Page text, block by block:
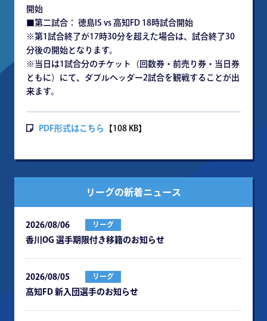
開始
■第二試合： 徳島IS vs 高知FD 18時試合開始
※第1試合終了が17時30分を超えた場合は、試合終了30
分後の開始となります。
※当日は1試合分のチケット（回数券・前売り券・当日券
ともに）にて、ダブルヘッダー2試合を観戦することが出
来ます。
PDF形式はこちら 【108 KB】
リーグの新着ニュース
2026/08/06 リーグ
⾹川OG 選⼿期限付き移籍のお知らせ
2026/08/05 リーグ
⾼知FD 新⼊団選⼿のお知らせ